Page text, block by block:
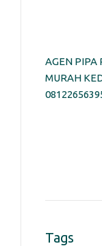
AGEN PIPA
MURAH
Tags